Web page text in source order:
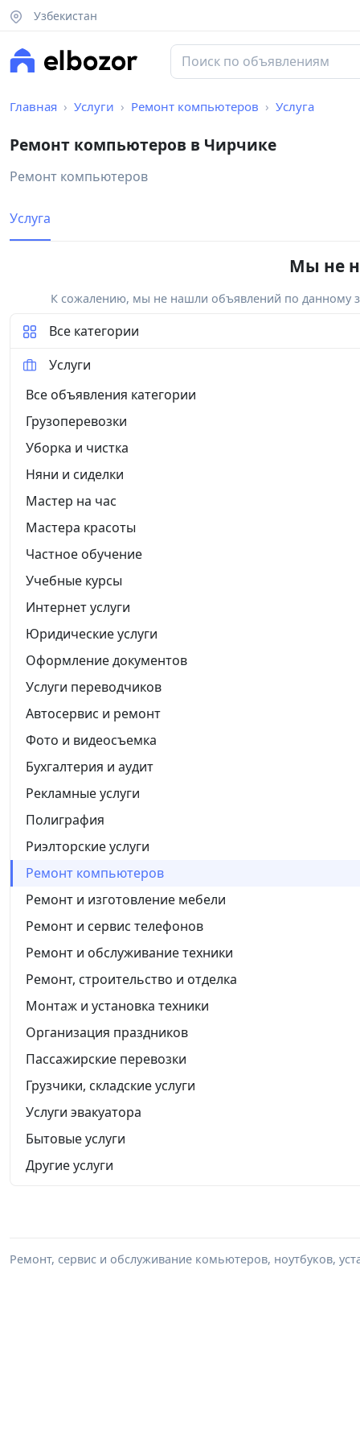
Узбекистан
Главная Услуги Ремонт компьютеров Услуга
Ремонт компьютеров в Чирчике
Ремонт компьютеров
Услуга
Мы не
К сожалению, мы не нашли объявлений по данному
Все категории
Услуги
Все объявления категории
Грузоперевозки
Уборка и чистка
Няни и сиделки
Мастер на час
Мастера красоты
Частное обучение
Учебные курсы
Интернет услуги
Юридические услуги
Оформление документов
Услуги переводчиков
Автосервис и ремонт
Фото и видеосъемка
Бухгалтерия и аудит
Рекламные услуги
Полиграфия
Риэлторские услуги
Ремонт компьютеров
Ремонт и изготовление мебели
Ремонт и сервис телефонов
Ремонт и обслуживание техники
Ремонт, строительство и отделка
Монтаж и установка техники
Организация праздников
Пассажирские перевозки
Грузчики, складские услуги
Услуги эвакуатора
Бытовые услуги
Другие услуги
Ремонт, сервис и обслуживание комьютеров, ноутбуков,